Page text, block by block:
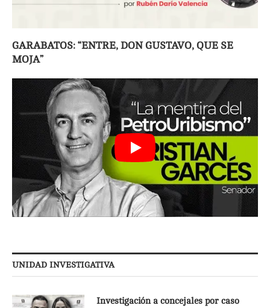
GARABATOS: “ENTRE, DON GUSTAVO, QUE SE
MOJA”
UNIDAD INVESTIGATIVA
Investigación a concejales por caso